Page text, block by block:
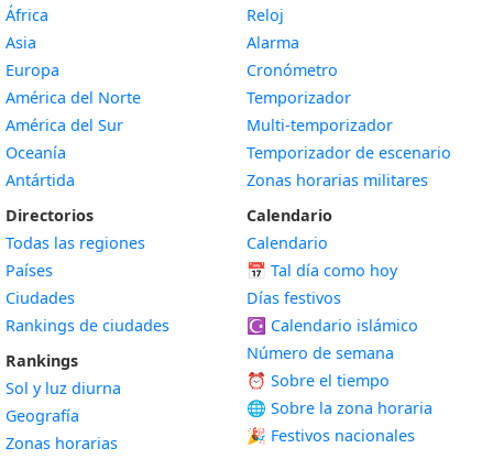
África
Asia
Europa
América del Norte
América del Sur
Oceanía
Antártida
Directorios
Todas las regiones
Países
Ciudades
Rankings de ciudades
Rankings
Sol y luz diurna
Geografía
Zonas horarias
Reloj
Alarma
Cronómetro
Temporizador
Multi-temporizador
Temporizador de escenario
Zonas horarias militares
Calendario
Calendario
📅 Tal día como hoy
Días festivos
☪️ Calendario islámico
Número de semana
⏰ Sobre el tiempo
🌐 Sobre la zona horaria
🎉 Festivos nacionales